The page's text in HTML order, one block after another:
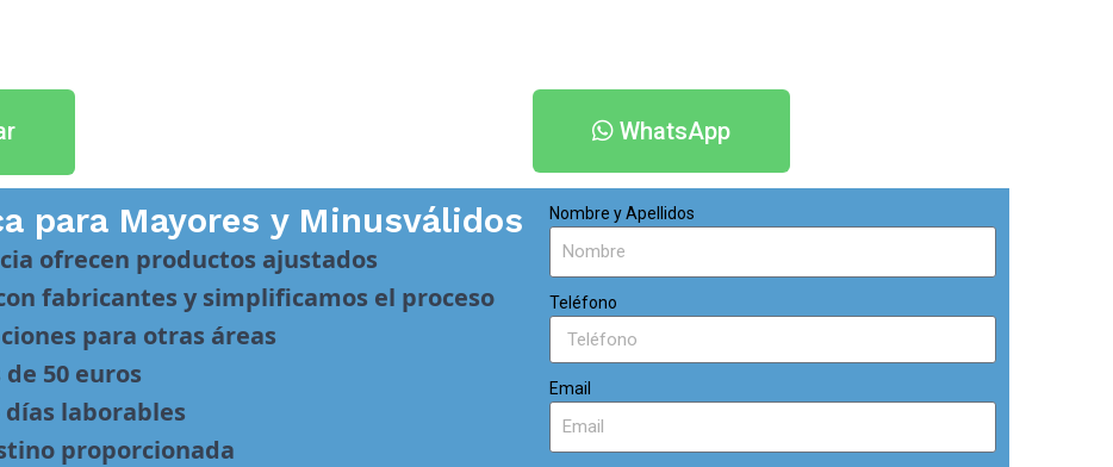
WhatsApp
para Mayores y Minusválidos
ofrecen productos ajustados
fabricantes y simplificamos el proceso
para otras áreas
50 euros
laborables
proporcionada
Nombre y Apellidos
Teléfono
Email